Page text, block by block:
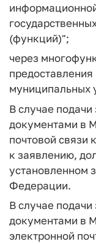
(функций)";
через
предоставления
муниципальных
В случае
документами в
почтовой связи
к заявлению,
установленном
Федерации.
В случае
документами в
электронной